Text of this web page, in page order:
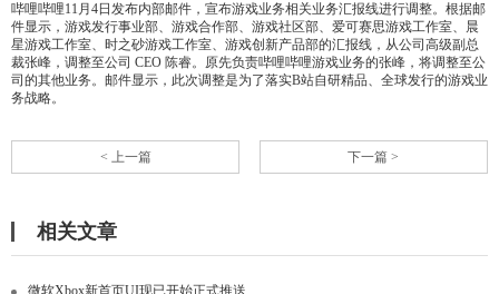
哔哩哔哩11月4日发布内部邮件，宣布游戏业务相关业务汇报线进行调整。根据邮
件显示，游戏发行事业部、游戏合作部、游戏社区部、爱可赛思游戏工作室、晨
星游戏工作室、时之砂游戏工作室、游戏创新产品部的汇报线，从公司高级副总
裁张峰，调整至公司 CEO 陈睿。原先负责哔哩哔哩游戏业务的张峰，将调整至公
司的其他业务。邮件显示，此次调整是为了落实B站自研精品、全球发行的游戏业
务战略。
< 上一篇 下一篇 >
相关文章
微软Xbox新首页UI现已开始正式推送